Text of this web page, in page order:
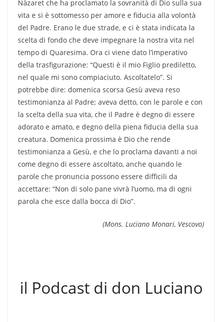
Nàzaret che ha proclamato la sovranità di Dio sulla sua
vita e si è sottomesso per amore e fiducia alla volontà
del Padre. Erano le due strade, e ci è stata indicata la
scelta di fondo che deve impegnare la nostra vita nel
tempo di Quaresima. Ora ci viene dato l’imperativo
della trasfigurazione: “Questi è il mio Figlio prediletto,
nel quale mi sono compiaciuto. Ascoltatelo”. Si
potrebbe dire: domenica scorsa Gesù aveva reso
testimonianza al Padre; aveva detto, con le parole e con
la scelta della sua vita, che il Padre è degno di essere
adorato e amato, e degno della piena fiducia della sua
creatura. Domenica prossima è Dio che rende
testimonianza a Gesù, e che lo proclama davanti a noi
come degno di essere ascoltato, anche quando le
parole che pronuncia possono essere difficili da
accettare: “Non di solo pane vivrà l’uomo, ma di ogni
parola che esce dalla bocca di Dio”.
(Mons. Luciano Monari, Vescovo)
il Podcast di don Luciano